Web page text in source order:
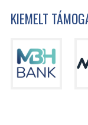
KIEMELT